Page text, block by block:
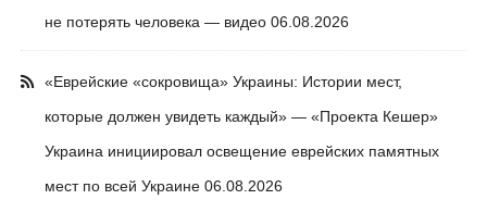
не потерять человека — видео 06.08.2026
«Еврейские «сокровища» Украины: Истории мест,
которые должен увидеть каждый» — «Проекта Кешер»
Украина инициировал освещение еврейских памятных
мест по всей Украине 06.08.2026